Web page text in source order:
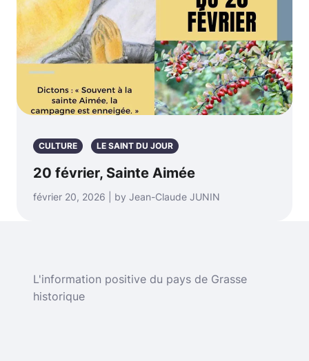
CULTURE LE SAINT DU JOUR
20 février, Sainte Aimée
février 20, 2026 | by Jean-Claude JUNIN
L'information positive du pays de Grasse
historique